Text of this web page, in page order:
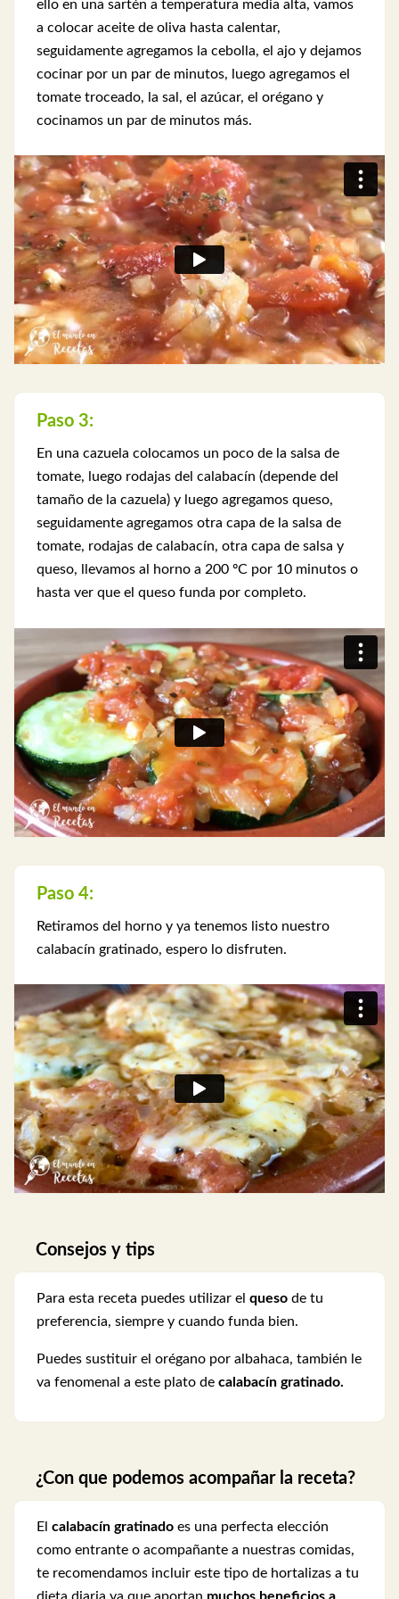
ello en una sartén a temperatura media alta, vamos
a colocar aceite de oliva hasta calentar,
seguidamente agregamos la cebolla, el ajo y dejamos
cocinar por un par de minutos, luego agregamos el
tomate troceado, la sal, el azúcar, el orégano y
cocinamos un par de minutos más.
Paso 3:
En una cazuela colocamos un poco de la salsa de
tomate, luego rodajas del calabacín (depende del
tamaño de la cazuela) y luego agregamos queso,
seguidamente agregamos otra capa de la salsa de
tomate, rodajas de calabacín, otra capa de salsa y
queso, llevamos al horno a 200 ºC por 10 minutos o
hasta ver que el queso funda por completo.
Paso 4:
Retiramos del horno y ya tenemos listo nuestro
calabacín gratinado, espero lo disfruten.
Consejos y tips
Para esta receta puedes utilizar el queso de tu
preferencia, siempre y cuando funda bien.
Puedes sustituir el orégano por albahaca, también le
va fenomenal a este plato de calabacín gratinado.
¿Con que podemos acompañar la receta?
El calabacín gratinado es una perfecta elección
como entrante o acompañante a nuestras comidas,
te recomendamos incluir este tipo de hortalizas a tu